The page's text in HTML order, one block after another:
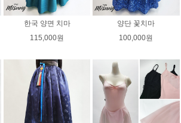
한국 양면 치마
115,000원
양단 꽃치마
100,000원